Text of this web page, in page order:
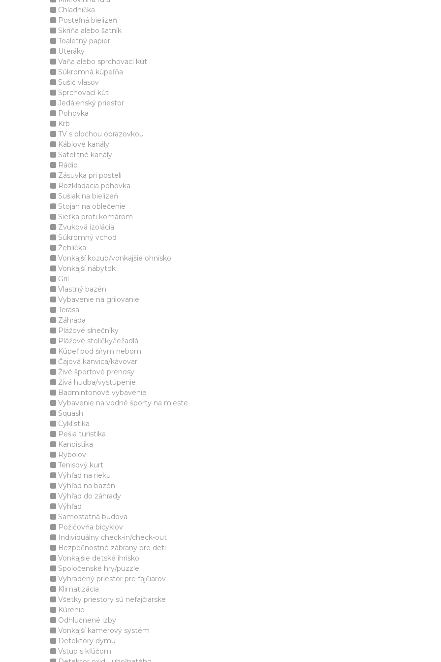
Chladnička
Posteľná bielizeň
Skriňa alebo šatník
Toaletný papier
Uteráky
Vaňa alebo sprchovací kút
Súkromná kúpeľňa
Sušič vlasov
Sprchovací kút
Jedálenský priestor
Pohovka
Krb
TV s plochou obrazovkou
Káblové kanály
Satelitné kanály
Rádio
Zásuvka pri posteli
Rozkladacia pohovka
Sušiak na bielizeň
Stojan na oblečenie
Sieťka proti komárom
Zvuková izolácia
Súkromný vchod
Žehlička
Vonkajší kozub/vonkajšie ohnisko
Vonkajší nábytok
Gril
Vlastný bazén
Vybavenie na grilovanie
Terasa
Záhrada
Plážové slnečníky
Plážové stoličky/ležadlá
Kúpeľ pod šírym nebom
Čajová kanvica/kávovar
Živé športové prenosy
Živá hudba/vystúpenie
Badmintonové vybavenie
Vybavenie na vodné športy na mieste
Squash
Cyklistika
Pešia turistika
Kanoistika
Rybolov
Tenisový kurt
Výhľad na rieku
Výhľad na bazén
Výhľad do záhrady
Výhľad
Samostatná budova
Požičovňa bicyklov
Individuálny check-in/check-out
Bezpečnostné zábrany pre deti
Vonkajšie detské ihrisko
Spoločenské hry/puzzle
Vyhradený priestor pre fajčiarov
Klimatizácia
Všetky priestory sú nefajčiarske
Kúrenie
Odhlučnené izby
Vonkajší kamerový systém
Detektory dymu
Vstup s kľúčom